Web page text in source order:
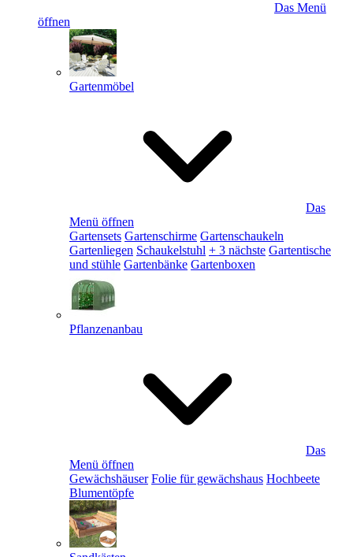
Das Menü
öffnen
Gartenmöbel
Das
Menü öffnen
Gartensets Gartenschirme Gartenschaukeln
Gartenliegen Schaukelstuhl + 3 nächste Gartentische
und stühle Gartenbänke Gartenboxen
Pflanzenanbau
Das
Menü öffnen
Gewächshäuser Folie für gewächshaus Hochbeete
Blumentöpfe